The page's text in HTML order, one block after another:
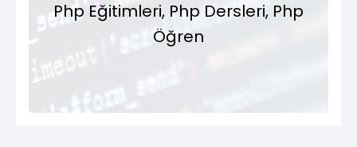
Php Eğitimleri, Php Dersleri, Php
Öğren